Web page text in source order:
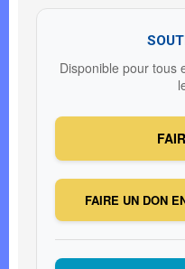
Disponible pour tous
FAIRE UN DON